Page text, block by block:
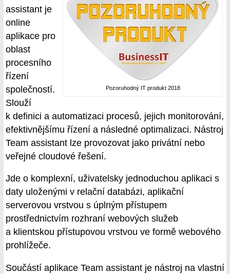
Pozoruhodný IT produkt 2018
assistant je
online
aplikace pro
oblast
procesního
řízení
společností.
Slouží
k definici a automatizaci procesů, jejich monitorování,
efektivnějšímu řízení a následné optimalizaci. Nástroj
Team assistant lze provozovat jako privátní nebo
veřejné cloudové řešení.
Jde o komplexní, uživatelsky jednoduchou aplikaci s
daty uloženými v relační databázi, aplikační
serverovou vrstvou s úplným přístupem
prostřednictvím rozhraní webových služeb
a klientskou přístupovou vrstvou ve formě webového
prohlížeče.
Součástí aplikace Team assistant je nástroj na vlastní